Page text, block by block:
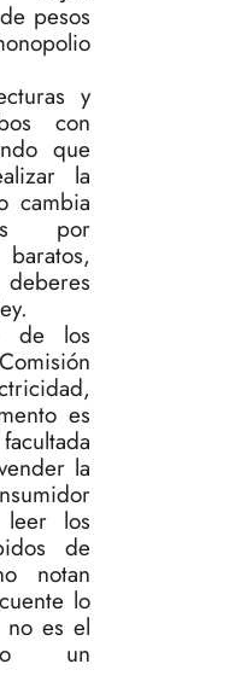
pesos
y
con
que
la
cambia
por
de los
es
la
los
de
notan
lo
es el
un